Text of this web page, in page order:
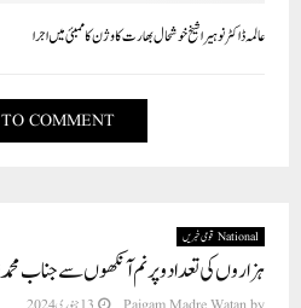
عالمہ ڈاکٹر نوہیرا شیخ خوشحال بھارت کا وژن کا ممبئی میں اجرا
COMMENT
National قومی خبریں
ہزاروں کی تعداد و پر نم آنکھوں سے جناب